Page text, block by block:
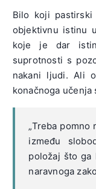
Bilo koji
objektivnu istinu
koje je dar
suprotnosti s
nakani ljudi. Ali
konačnoga učenja
„Treba
između
položaj što ga
naravnoga